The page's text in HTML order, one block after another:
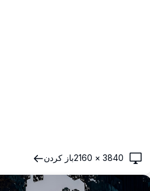
3840
×
2160باز کردن